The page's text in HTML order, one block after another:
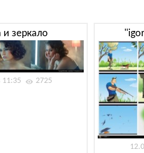
зеркало
11:35 2725